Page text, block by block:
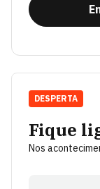
Fique
Nos
DESPERTA